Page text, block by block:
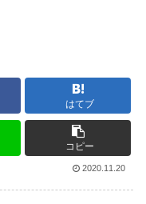
はてブ
コピー
2020.11.20